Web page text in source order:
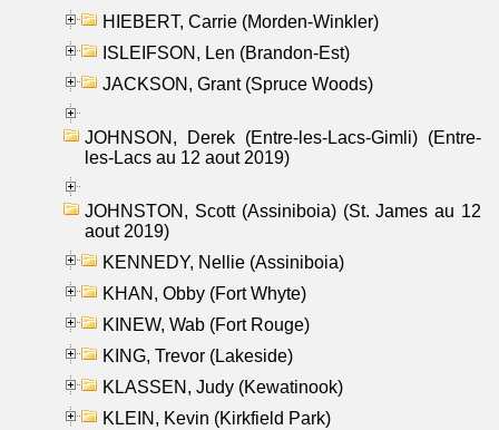
HIEBERT, Carrie (Morden-Winkler)
ISLEIFSON, Len (Brandon-Est)
JACKSON, Grant (Spruce Woods)
JOHNSON, Derek (Entre-les-Lacs-Gimli) (Entre-
les-Lacs au 12 aout 2019)
JOHNSTON, Scott (Assiniboia) (St. James au 12
aout 2019)
KENNEDY, Nellie (Assiniboia)
KHAN, Obby (Fort Whyte)
KINEW, Wab (Fort Rouge)
KING, Trevor (Lakeside)
KLASSEN, Judy (Kewatinook)
KLEIN, Kevin (Kirkfield Park)